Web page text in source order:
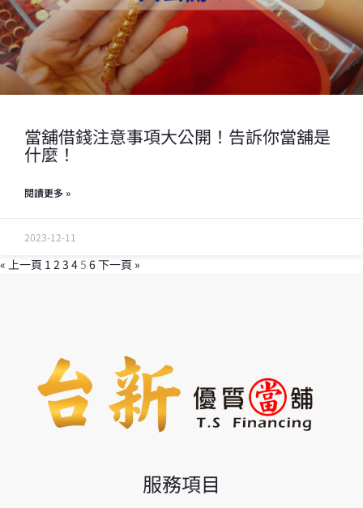
當舖借錢注意事項大公開！告訴你當舖是
什麼！
閱讀更多 »
2023-12-11
« 上一頁 1 2 3 45 6下一頁 »
服務項目